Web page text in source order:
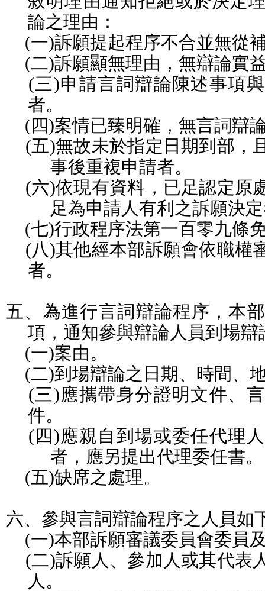
論之理由：
(一)訴願提起程序不合並無從
(二)訴願顯無理由，無辯論實
(三)申請言詞辯論陳述事項
者。
(四)案情已臻明確，無言詞辯
(五)無故未於指定日期到部，
事後重複申請者。
(六)依現有資料，已足認定原
足為申請人有利之訴願決
(七)行政程序法第一百零九條
(八)其他經本部訴願會依職權
者。
五、為進行言詞辯論程序，本
項，通知參與辯論人員到場辯
(一)案由。
(二)到場辯論之日期、時間、
(三)應攜帶身分證明文件、
件。
(四)應親自到場或委任代理
者，應另提出代理委任書。
(五)缺席之處理。
六、參與言詞辯論程序之人員如
(一)本部訴願審議委員會委員
(二)訴願人、參加人或其代表
人。